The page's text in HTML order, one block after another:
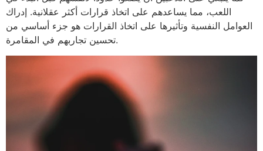
اللعب، مما يساعدهم على اتخاذ قرارات أكثر عقلانية. إدراك
العوامل النفسية وتأثيرها على اتخاذ القرارات هو جزء أساسي من
تحسين تجاربهم في المقامرة.